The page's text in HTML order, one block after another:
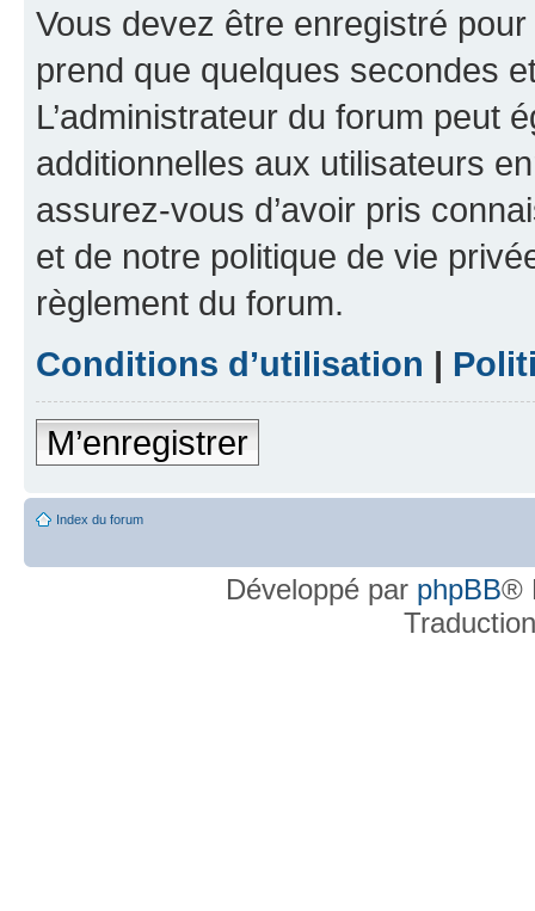
Vous devez être enregistré
prend que quelques secondes
L’administrateur du forum peut
additionnelles aux utilisateurs
assurez-vous d’avoir pris
et de notre politique de vie
règlement du forum.
Conditions d’utilisation |
M’enregistrer
Index du forum
Développé par phpBB®